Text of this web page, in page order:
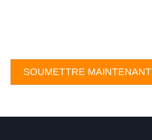
SOUMETTRE MAINTENANT